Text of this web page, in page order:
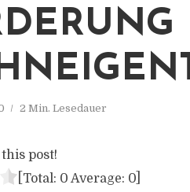
2 Min. Lesedauer
post!
[Total: 0 Average: 0